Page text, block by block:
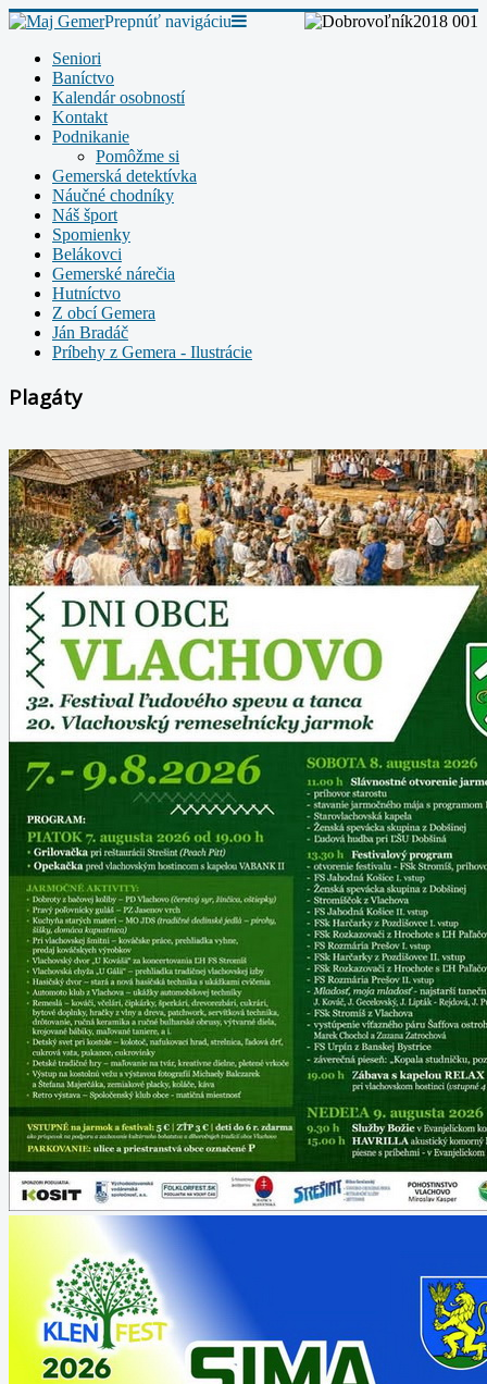
Prepnúť navigáciu
Seniori
Baníctvo
Kalendár osobností
Kontakt
Podnikanie
Pomôžme si
Gemerská detektívka
Náučné chodníky
Náš šport
Spomienky
Belákovci
Gemerské nárečia
Hutníctvo
Z obcí Gemera
Ján Bradáč
Príbehy z Gemera - Ilustrácie
Plagáty